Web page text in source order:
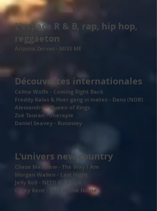
L'espace R & B, rap, hip hop,
reggaeton
Arizona Zervas - MISS ME
Découvertes internationales
Celina Wolfe - Coming Right Back
Freddy Kalas & Hver gang vi møtes - Dans (NOR)
Alessandra - Queen of Kings
Zoë Tauran - Therapie
Daniel Seavey - Runaway
L'univers new-country
Chase Matthew - The Way I Am
Morgan Wallen - Last Night
Jelly Roll - NEED A FAVOR
Corey Kent - Man of the House